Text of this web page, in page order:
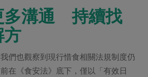
多溝通 持續找
方
們也觀察到現行惜食相關法規制度仍
在《食安法》底下，僅以「有效日